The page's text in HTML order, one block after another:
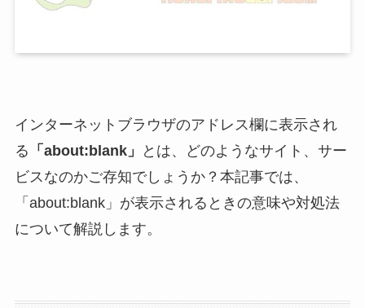
インターネットブラウザのアドレス欄に表示され
る 「about:blank」
とは、どのようなサイト、サー
ビスなのかご存知でしょうか？本記事では、
「about:blank」が表示されるときの意味や対処法
について解説します。